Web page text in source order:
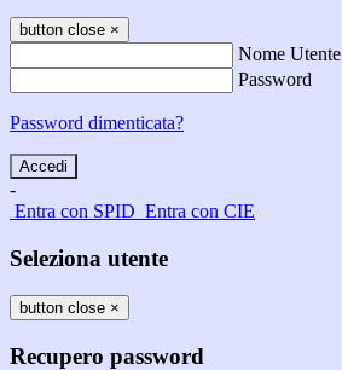
button close ×
Nome Utente
Password
Password dimenticata?
-
Entra con SPID Entra con CIE
Seleziona utente
button close ×
Recupero password